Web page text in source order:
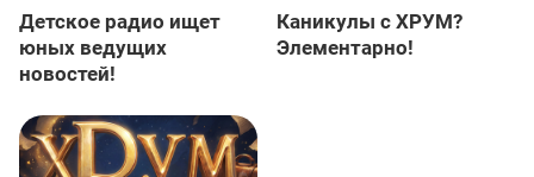
Детское радио ищет
юных ведущих
новостей!
Каникулы с ХРУМ?
Элементарно!